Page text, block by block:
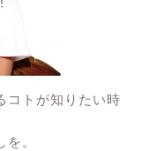
コトが知りたい時
。